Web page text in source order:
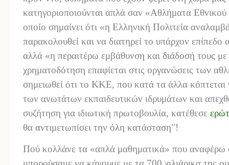
κατηγοριοποιούνται απλά σαν «Αθλήματα
οποίο σημαίνει ότι «η Ελληνική Πολιτεία
παρακολουθεί και να διατηρεί το υπάρχον
αλλά «η περαιτέρω εμβάθυνση και διάδοσή τους
χρηματοδότηση επαφίεται στις οργανώσεις των
σημειωθεί ότι το ΚΚΕ, που κατά τα άλλα κόπτεται
των ανωτάτων εκπαιδευτικών ιδρυμάτων και
συζήτηση για ιδιωτική πρωτοβουλία, κατέθεσε
θα αντιμετωπίσει την όλη κατάσταση"!
Πού κολλάνε τα «απλά μαθηματικά» που αναφέρω